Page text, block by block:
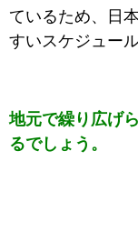
ているため、日
すいスケジュー
地元で繰り広げ
るでしょう。